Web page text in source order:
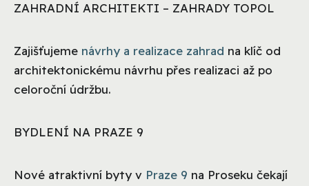
ZAHRADNÍ ARCHITEKTI – ZAHRADY TOPOL
Zajišťujeme návrhy a realizace zahrad na klíč od
architektonickému návrhu přes realizaci až po
celoroční údržbu.
BYDLENÍ NA PRAZE 9
Nové atraktivní byty v Praze 9 na Proseku čekají